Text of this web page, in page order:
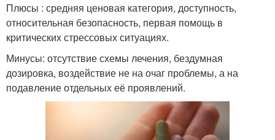
Ксанакс при панических
Плюсы : средняя ценовая категория, доступность,
относительная безопасность, первая помощь в
критических стрессовых ситуациях.
Минусы: отсутствие схемы лечения, бездумная
дозировка, воздействие не на очаг проблемы, а на
подавление отдельных её проявлений.